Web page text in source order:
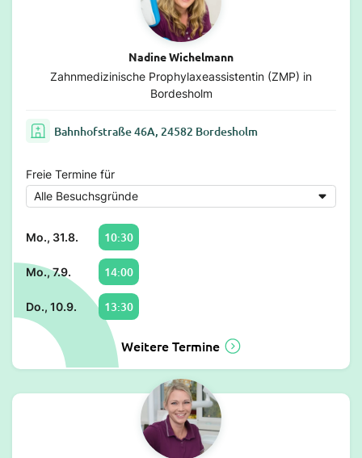
Nadine Wichelmann
Zahnmedizinische Prophylaxeassistentin (ZMP) in
Bordesholm
Bahnhofstraße 46A, 24582 Bordesholm
Freie Termine für
Mo., 31.8. 10:30
Mo., 7.9. 14:00
Do., 10.9. 13:30
Weitere Termine